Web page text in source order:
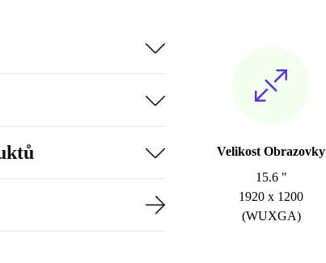
Velikost Obrazovky
15.6 "
1920 x 1200
(WUXGA)